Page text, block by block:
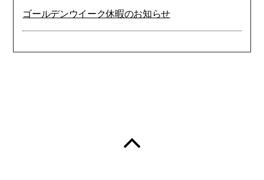
ゴールデンウイーク休暇のお知らせ